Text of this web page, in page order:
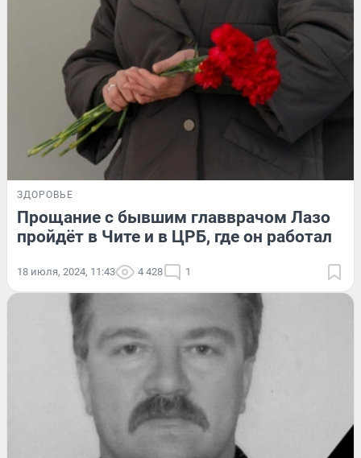
ЗДОРОВЬЕ
Прощание с бывшим главврачом Лазо
пройдёт в Чите и в ЦРБ, где он работал
18 июля, 2024, 11:43 4 428 1